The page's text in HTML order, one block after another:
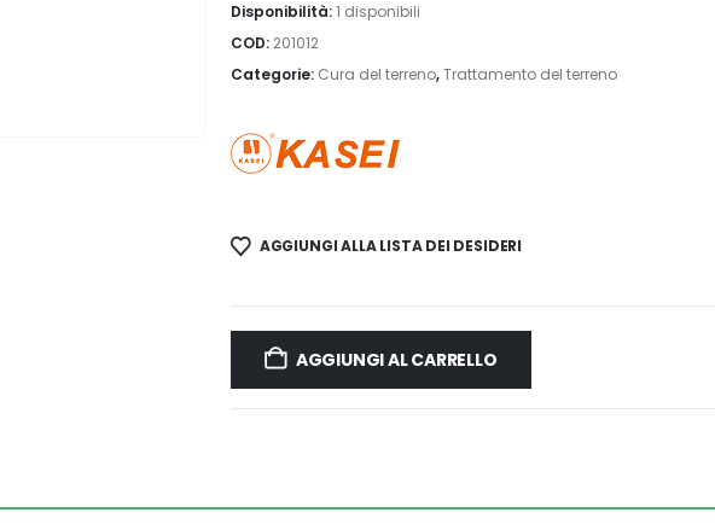
Disponibilità:1 disponibili
COD: 201012
Categorie: Cura del terreno,Trattamento del terreno
AGGIUNGI ALLA LISTA DEI DESIDERI
AGGIUNGI AL CARRELLO